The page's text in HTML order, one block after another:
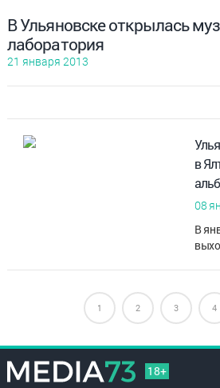
В Ульяновске открылась
лаборатория
21 января 2013
в
08
В
14
1 2 3 4
18+